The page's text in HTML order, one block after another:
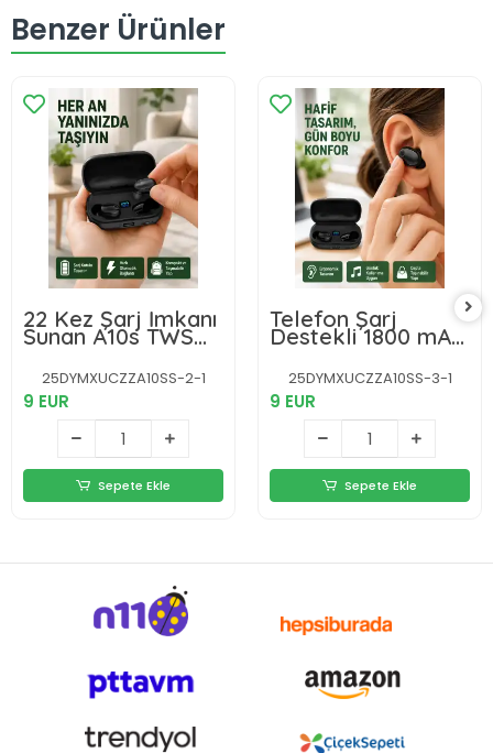
Benzer Ürünler
22 Kez Şarj İmkanı
Sunan A10s TWS
Bluetooth Stereo
Kulaklık Yeni Nesil
25DYMXUCZZA10SS-2-1
9 EUR
Sepete Ekle
Telefon Şarj
Destekli 1800 mAh
A10s TWS
Kablosuz Kulak İçi
Kulaklık Yeni Nesil
25DYMXUCZZA10SS-3-1
9 EUR
Sepete Ekle